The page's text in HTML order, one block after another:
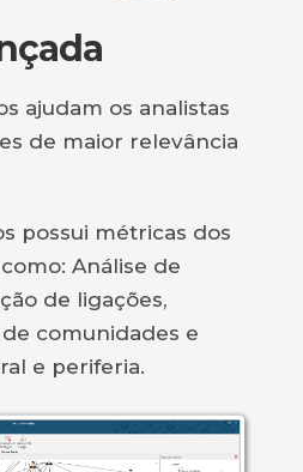
ajudam os analistas
de maior relevância
possui métricas dos
Análise de
de ligações,
comunidades e
e periferia.